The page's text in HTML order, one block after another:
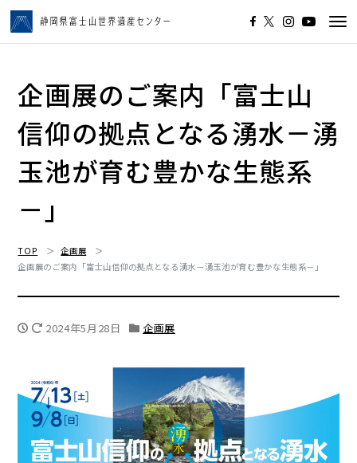
企画展のご案内「富士山
信仰の拠点となる湧水－湧
玉池が育む豊かな生態系
－」
TOP
企画展
企画展のご案内「富士山信仰の拠点となる湧水－湧玉池が育む豊かな生態系－」
2024年5月28日 企画展